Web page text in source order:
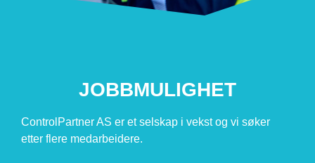
JOBBMULIGHET
ControlPartner AS er et selskap i vekst og vi søker
etter flere medarbeidere.